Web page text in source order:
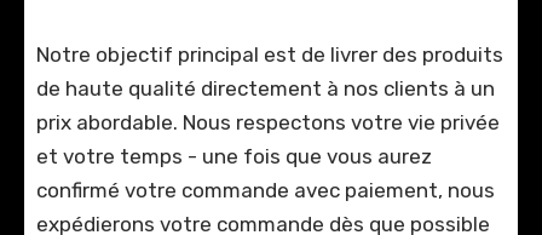
Notre objectif principal est de livrer des produits
de haute qualité directement à nos clients à un
prix abordable. Nous respectons votre vie privée
et votre temps - une fois que vous aurez
confirmé votre commande avec paiement, nous
expédierons votre commande dès que possible